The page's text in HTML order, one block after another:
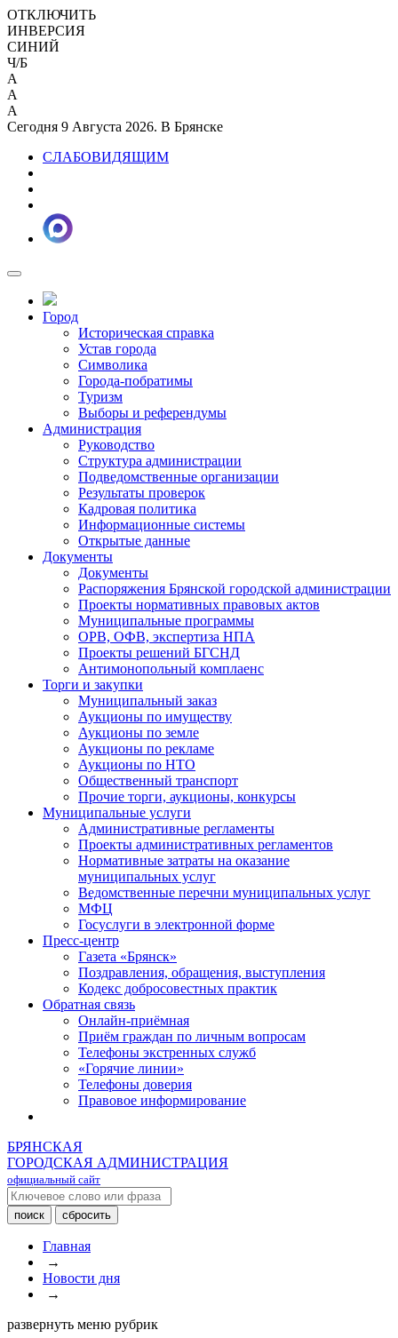
ОТКЛЮЧИТЬ
ИНВЕРСИЯ
СИНИЙ
Ч/Б
A
A
A
Сегодня 9 Августа 2026. В Брянске
СЛАБОВИДЯЩИМ
Город
Историческая справка
Устав города
Символика
Города-побратимы
Туризм
Выборы и референдумы
Администрация
Руководство
Структура администрации
Подведомственные организации
Результаты проверок
Кадровая политика
Информационные системы
Открытые данные
Документы
Документы
Распоряжения Брянской городской администрации
Проекты нормативных правовых актов
Муниципальные программы
ОРВ, ОФВ, экспертиза НПА
Проекты решений БГСНД
Антимонопольный комплаенс
Торги и закупки
Муниципальный заказ
Аукционы по имуществу
Аукционы по земле
Аукционы по рекламе
Аукционы по НТО
Общественный транспорт
Прочие торги, аукционы, конкурсы
Муниципальные услуги
Административные регламенты
Проекты административных регламентов
Нормативные затраты на оказание
муниципальных услуг
Ведомственные перечни муниципальных услуг
МФЦ
Госуслуги в электронной форме
Пресс-центр
Газета «Брянск»
Поздравления, обращения, выступления
Кодекс добросовестных практик
Обратная связь
Онлайн-приёмная
Приём граждан по личным вопросам
Телефоны экстренных служб
«Горячие линии»
Телефоны доверия
Правовое информирование
БРЯНСКАЯ
ГОРОДСКАЯ АДМИНИСТРАЦИЯ
официальный сайт
Главная
→
Новости дня
→
развернуть меню рубрик